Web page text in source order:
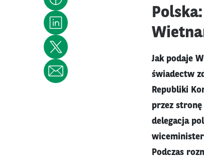
Jak podaje
świadectw
Republiki
przez
delegacja
wiceminister
Podczas